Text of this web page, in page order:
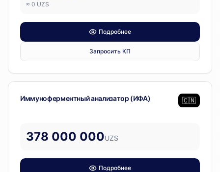
≈ 0 UZS
Подробнее
Запросить КП
Диагностическое оборудование
Иммуноферментный анализатор (ИФА) 🇨🇳
378 000 000UZS
Подробнее